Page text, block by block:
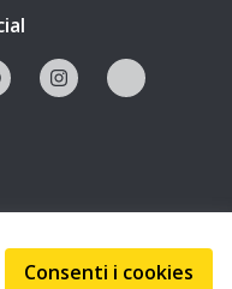
Consenti i cookies